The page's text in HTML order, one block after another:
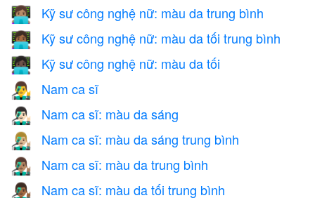
👩🏽‍💻 Kỹ sư công nghệ nữ: màu da trung bình
👩🏾‍💻 Kỹ sư công nghệ nữ: màu da tối trung bình
👩🏿‍💻 Kỹ sư công nghệ nữ: màu da tối
👨‍🎤 Nam ca sĩ
👨🏻‍🎤 Nam ca sĩ: màu da sáng
👨🏼‍🎤 Nam ca sĩ: màu da sáng trung bình
👨🏽‍🎤 Nam ca sĩ: màu da trung bình
👨🏾‍🎤 Nam ca sĩ: màu da tối trung bình